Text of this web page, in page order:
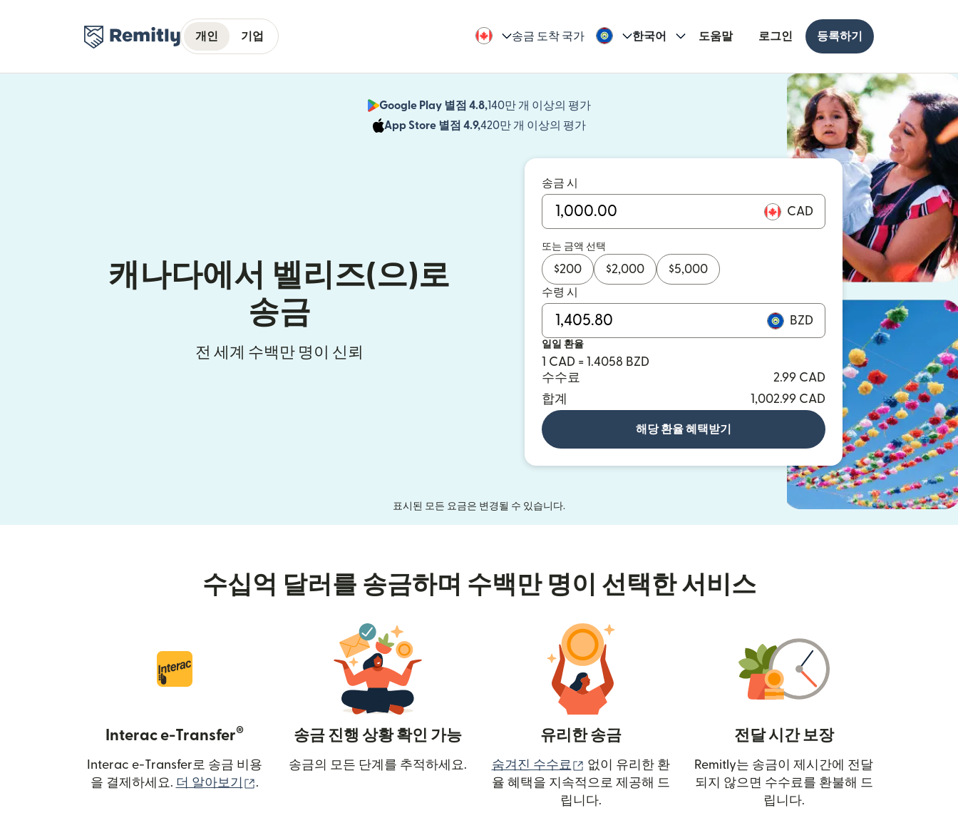
개인 기업 송금 도착 국가 한국어 도움말 로그인 등록하기
Google Play 별점 4.8,140만 개 이상의 평가
App Store 별점 4.9,420만 개 이상의 평가
캐나다에서 벨리즈(으)로
송금
전 세계 수백만 명이 신뢰
송금 시
CAD
또는 금액 선택
$200 $2,000 $5,000
수령 시
BZD
일일 환율
1 CAD = 1.4058 BZD
수수료
2.99 CAD
합계
1,002.99 CAD
해당 환율 혜택받기
표시된 모든 요금은 변경될 수 있습니다.
수십억 달러를 송금하며 수백만 명이 선택한 서비스
Interac e-Transfer®
Interac e-Transfer로 송금 비용
을 결제하세요. 더 알아보기 .
송금 진행 상황 확인 가능
송금의 모든 단계를 추적하세요.
유리한 송금
숨겨진 수수료 (새 창에서 열림)
없이 유리한 환
율 혜택을 지속적으로 제공해 드
립니다.
전달 시간 보장
Remitly는 송금이 제시간에 전달
되지 않으면 수수료를 환불해 드
립니다.